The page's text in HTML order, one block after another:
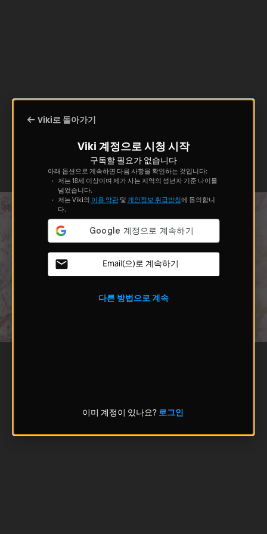
Viki로 돌아가기
Viki 계정으로 시청 시작
구독할 필요가 없습니다
아래 옵션으로 계속하면 다음 사항을 확인하는 것입니다:
저는 18세 이상이며 제가 사는 지역의 성년자 기준 나이를
넘었습니다.
저는 Viki의 이용 약관및 개인정보 취급방침에 동의합니
다.
Email(으)로 계속하기
다른 방법으로 계속
이미 계정이 있나요? 로그인